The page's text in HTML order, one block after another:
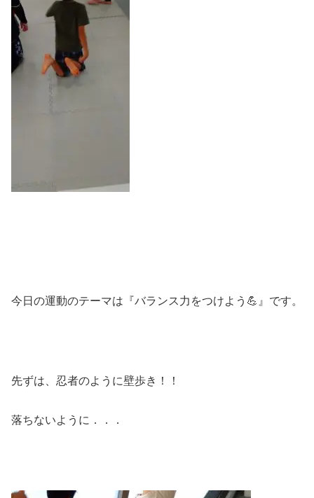
今日の運動のテーマは『バランス力をつけよう💪』です。
先ずは、忍者のように壁歩き！！
落ちないように．．．